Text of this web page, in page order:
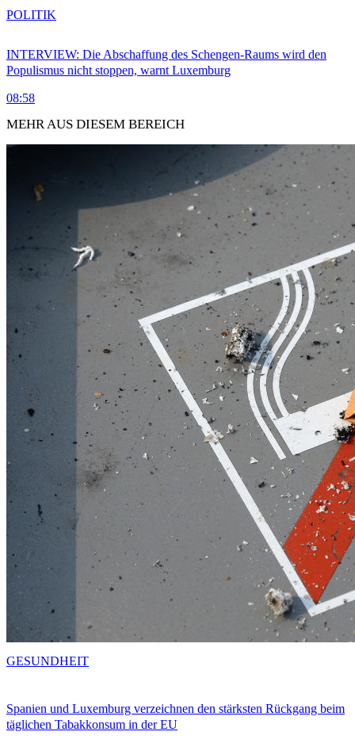
INTERVIEW: Die Abschaffung des Schengen-Raums wird den
Populismus nicht stoppen, warnt Luxemburg
08:58
POLITIK
MEHR AUS DIESEM BEREICH
Spanien und Luxemburg verzeichnen den stärksten Rückgang beim
täglichen Tabakkonsum in der EU
GESUNDHEIT